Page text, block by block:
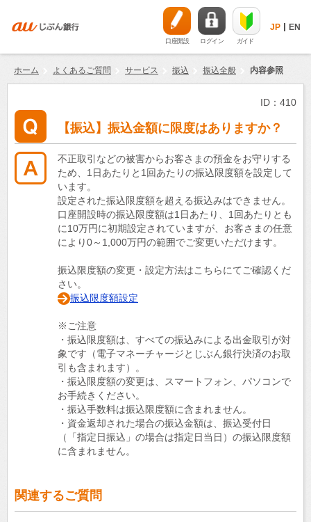
口座開設 ログイン ガイド
JP EN
ホーム よくあるご質問 サービス 振込 振込全般 内容参照
ID：410
【振込】振込金額に限度はありますか？
不正取引などの被害からお客さまの預金をお守りする
ため、1日あたりと1回あたりの振込限度額を設定して
います。
設定された振込限度額を超える振込みはできません。
口座開設時の振込限度額は1日あたり、1回あたりとも
に10万円に初期設定されていますが、お客さまの任意
により0～1,000万円の範囲でご変更いただけます。
振込限度額の変更・設定方法はこちらにてご確認くだ
さい。
振込限度額設定
※ご注意
・振込限度額は、すべての振込みによる出金取引が対
象です（電子マネーチャージとじぶん銀行決済のお取
引も含まれます）。
・振込限度額の変更は、スマートフォン、パソコンで
お手続きください。
・振込手数料は振込限度額に含まれません。
・資金返却された場合の振込金額は、振込受付日
（「指定日振込」の場合は指定日当日）の振込限度額
に含まれません。
関連するご質問